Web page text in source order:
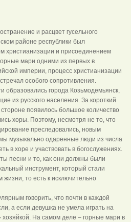
и расцвет гусельного
районе республики был
христианизации и присоединением
мари одними из первых в
империи, процесс христианизации
особого сопротивления.
образовались города Козьмодемьянск,
из русского населения. За короткий
появилось большое количество
хоры. Поэтому, несмотря не то, что
преследовались, новым
музыкально одаренные люди из числа
в хоре и участвовать в богослужениях.
песни и то, как они должны были
инструмент, который стали
то есть к исключительно
говорить, что почти в каждой
а если девушка не умела играть на
хозяйкой. На самом деле – горные мари в